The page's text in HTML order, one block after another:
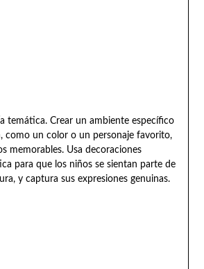
temática. Crear un ambiente específico
como un color o un personaje favorito,
memorables. Usa decoraciones
para que los niños se sientan parte de
y captura sus expresiones genuinas.